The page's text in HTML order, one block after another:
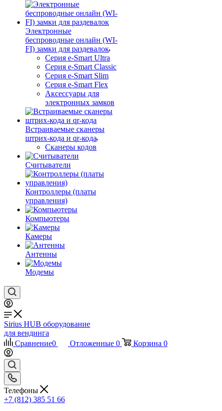
Электронные
беспроводные онлайн (WI-
FI) замки для раздевалок
Серия e-Smart Ultra
Серия e-Smart Classic
Серия e-Smart Slim
Серия e-Smart Flex
Аксессуары для
электронных замков
Встраиваемые сканеры
штрих-кода и qr-кода
Сканеры кодов
Считыватели
Контроллеры (платы
управления)
Компьютеры
Камеры
Антенны
Модемы
Sirius HUB оборудование
для вендинга
Сравнение0 Отложенные 0 Корзина 0
Телефоны
+7 (812) 385 51 66